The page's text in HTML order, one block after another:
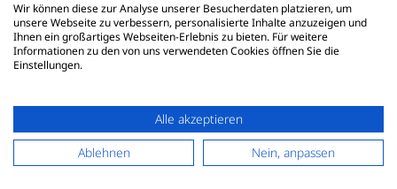
Wir können diese zur Analyse unserer Besucherdaten platzieren, um
unsere Webseite zu verbessern, personalisierte Inhalte anzuzeigen und
Ihnen ein großartiges Webseiten-Erlebnis zu bieten. Für weitere
Informationen zu den von uns verwendeten Cookies öffnen Sie die
Einstellungen.
Alle akzeptieren
Ablehnen
Nein, anpassen